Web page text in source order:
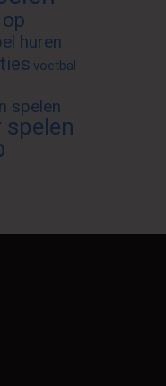
huren
voetbal
spelen